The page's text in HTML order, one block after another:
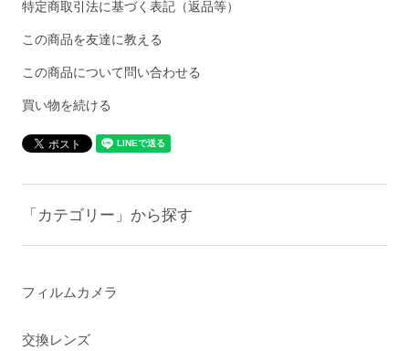
特定商取引法に基づく表記（返品等）
この商品を友達に教える
この商品について問い合わせる
買い物を続ける
「カテゴリー」から探す
フィルムカメラ
交換レンズ